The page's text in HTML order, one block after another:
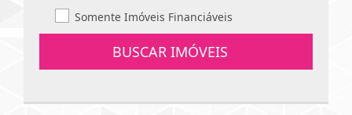
Somente Imóveis Financiáveis
BUSCAR IMÓVEIS